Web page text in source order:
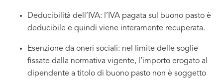
Deducibilità dell’IVA: l’IVA pagata sul buono pasto è
deducibile e quindi viene interamente recuperata.
Esenzione da oneri sociali: nel limite delle soglie
fissate dalla normativa vigente, l’importo erogato al
dipendente a titolo di buono pasto non è soggetto